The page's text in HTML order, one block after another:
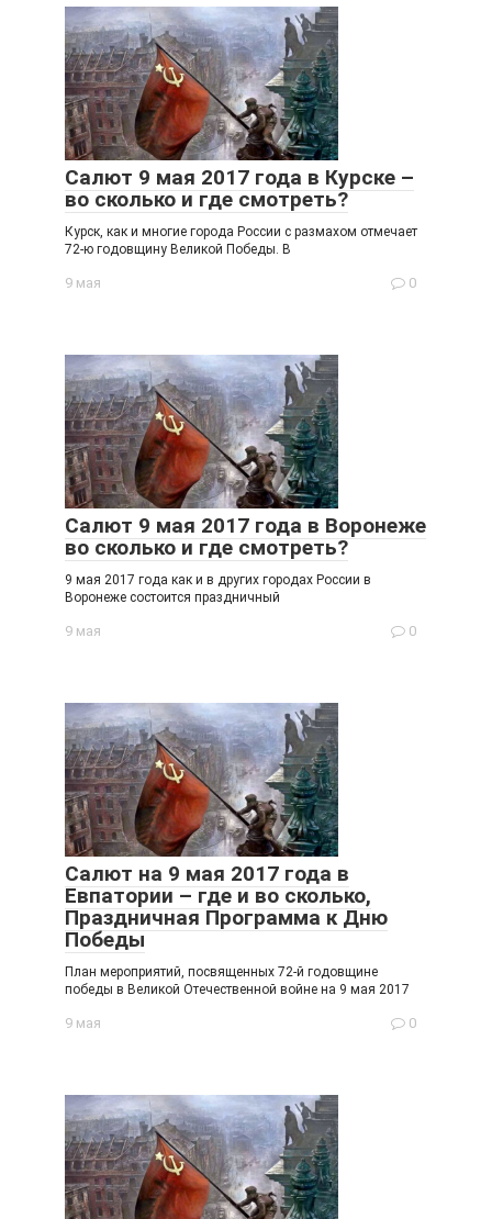
Салют 9 мая 2017 года в Курске –
во сколько и где смотреть?
Курск, как и многие города России с размахом отмечает
72-ю годовщину Великой Победы. В
9 мая 0
Салют 9 мая 2017 года в Воронеже
во сколько и где смотреть?
9 мая 2017 года как и в других городах России в
Воронеже состоится праздничный
9 мая 0
Салют на 9 мая 2017 года в
Евпатории – где и во сколько,
Праздничная Программа к Дню
Победы
План мероприятий, посвященных 72-й годовщине
победы в Великой Отечественной войне на 9 мая 2017
9 мая 0